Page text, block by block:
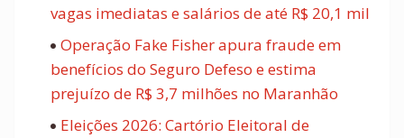
vagas imediatas e salários de até R$ 20,1 mil
Operação Fake Fisher apura fraude em
benefícios do Seguro Defeso e estima
prejuízo de R$ 3,7 milhões no Maranhão
Eleições 2026: Cartório Eleitoral de